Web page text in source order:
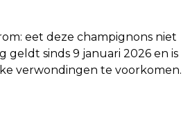
eet deze champignons niet
geldt sinds 9 januari 2026 en is
verwondingen te voorkomen.